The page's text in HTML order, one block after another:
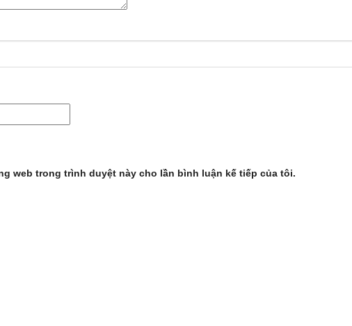
web trong trình duyệt này cho lần bình luận kế tiếp của tôi.